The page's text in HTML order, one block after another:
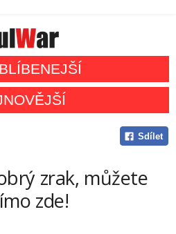
Sdílet
zrak, můžete
zde!